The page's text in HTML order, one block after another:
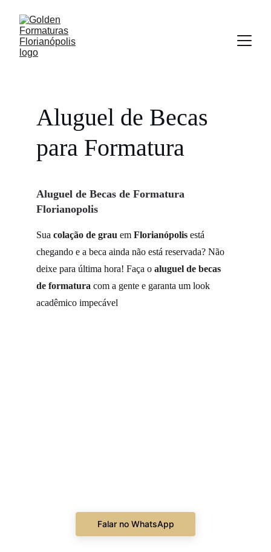
Aluguel de Becas
para Formatura
Aluguel de Becas de Formatura
Florianopolis
Sua colação de grau em Florianópolis está
chegando e a beca ainda não está reservada? Não
deixe para última hora! Faça o aluguel de becas
de formatura com a gente e garanta um look
acadêmico impecável
Falar no WhatsApp